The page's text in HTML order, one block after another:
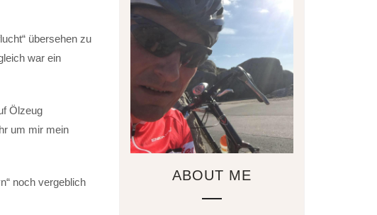
übersehen zu
war ein
Ölzeug
um mir mein
noch vergeblich
ABOUT ME